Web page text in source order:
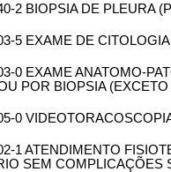
2 BIOPSIA DE PLEURA
5 EXAME DE
0 EXAME ANATOMO-
POR BIOPSIA
0
1 ATENDIMENTO
SEM COMPLICAÇÕES